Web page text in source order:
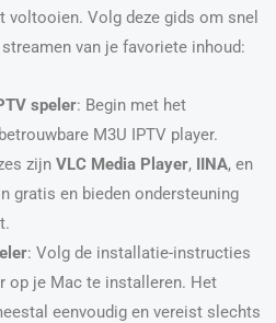
voltooien. Volg deze gids om snel
van je favoriete inhoud:
speler: Begin met het
M3U IPTV player.
zijn VLC Media Player, IINA, en
gratis en bieden ondersteuning
: Volg de installatie-instructies
op je Mac te installeren. Het
eenvoudig en vereist slechts